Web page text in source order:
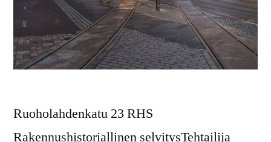
Ruoholahdenkatu 23 RHS
Rakennushistoriallinen selvitysTehtailija